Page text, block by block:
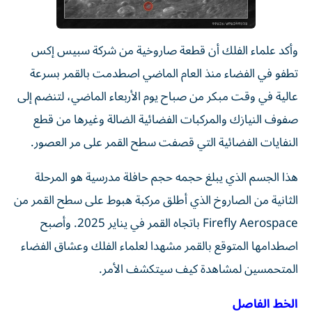
وأكد علماء الفلك أن قطعة صاروخية من شركة سبيس إكس
تطفو في الفضاء منذ العام الماضي اصطدمت بالقمر بسرعة
عالية في وقت مبكر من صباح يوم الأربعاء الماضي، لتنضم إلى
صفوف النيازك والمركبات الفضائية الضالة وغيرها من قطع
النفايات الفضائية التي قصفت سطح القمر على مر العصور.
هذا الجسم الذي يبلغ حجمه حجم حافلة مدرسية هو المرحلة
الثانية من الصاروخ الذي أطلق مركبة هبوط على سطح القمر من
Firefly Aerospace باتجاه القمر في يناير 2025. وأصبح
اصطدامها المتوقع بالقمر مشهدا لعلماء الفلك وعشاق الفضاء
المتحمسين لمشاهدة كيف سيتكشف الأمر.
الخط الفاصل